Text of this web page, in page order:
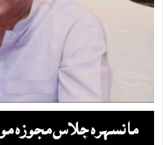
مانسہرہ چلاس مجوزہ